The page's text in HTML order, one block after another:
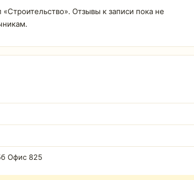
Отзывы к записи пока не
Офис 825